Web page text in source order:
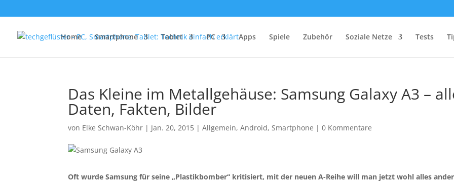
Home Smartphone Tablet PC Apps Spiele Zubehör Soziale Netze Tests
Das Kleine im Metallgehäuse: Samsung Galaxy A3 –
Daten, Fakten, Bilder
von Elke Schwan-Köhr | Jan. 20, 2015 |Allgemein,Android, Smartphone |0 Kommentare
Oft wurde Samsung für seine „Plastikbomber“ kritisiert, mit der neuen A-Reihe will man jetzt wohl alles